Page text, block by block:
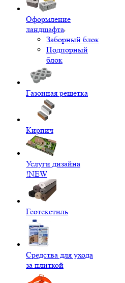
Оформление
ландшафта
Заборный блок
Подпорный
блок
Газонная решетка
Кирпич
Услуги дизайна
!NEW
Геотекстиль
Средства для ухода
за плиткой